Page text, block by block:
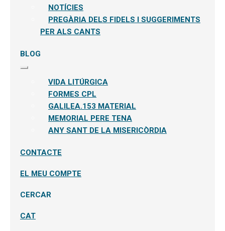
secundari
NOTÍCIES
PREGÀRIA DELS FIDELS I SUGGERIMENTS
PER ALS CANTS
BLOG
Expandeix
secundari
VIDA LITÚRGICA
FORMES CPL
GALILEA.153 MATERIAL
MEMORIAL PERE TENA
ANY SANT DE LA MISERICÒRDIA
CONTACTE
EL MEU COMPTE
CERCAR
CAT